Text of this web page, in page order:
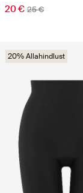
20 € 25 €
20% Allahindlust